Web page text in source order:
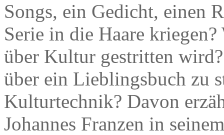
Songs, ein Gedicht, einen
Serie in die Haare
über Kultur gestritten
über ein Lieblingsbuch zu
Kulturtechnik? Davon
Johannes Franzen in